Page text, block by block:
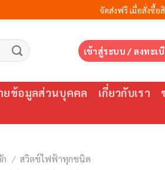
จัดส่งฟรี เมื่อสั่งซื้
เข้าสู่ระบบ / ลงทะเ
ยข้อมูลส่วนบุคคล เกี่ยวกับเรา
/ สวิตช์ไฟฟ้าทุกชนิด